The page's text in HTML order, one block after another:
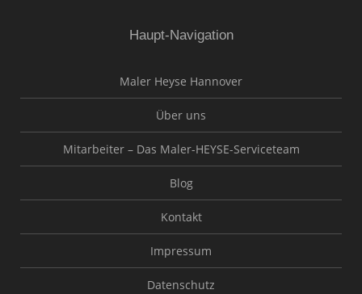
Haupt-Navigation
Maler Heyse Hannover
Über uns
Mitarbeiter – Das Maler-HEYSE-Serviceteam
Blog
Kontakt
Impressum
Datenschutz